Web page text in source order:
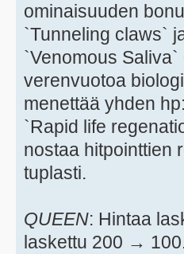
ominaisuuden
`Tunneling claws`
`Venomous
verenvuotoa
menettää yhden
`Rapid life
nostaa hitpointtien
tuplasti.
QUEEN: Hintaa
laskettu 200 →